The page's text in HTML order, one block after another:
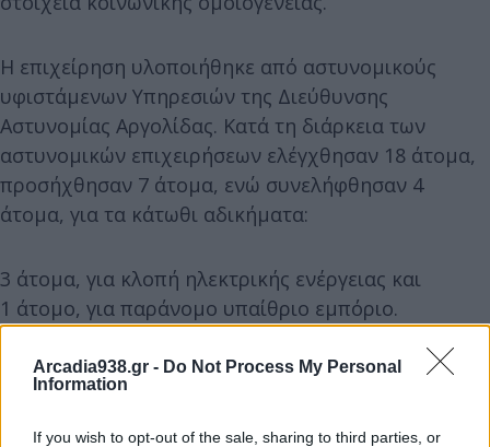
Arcadia938.gr - Do Not Process My Personal
Information
If you wish to opt-out of the sale, sharing to third parties, or
Η επιχείρηση υλοποιήθηκε από αστυνομικούς
υφιστάμενων Υπηρεσιών της Διεύθυνσης
Αστυνομίας Αργολίδας. Κατά τη διάρκεια των
αστυνομικών επιχειρήσεων ελέγχθησαν 18 άτομα,
προσήχθησαν 7 άτομα, ενώ συνελήφθησαν 4
άτομα, για τα κάτωθι αδικήματα:
3 άτομα, για κλοπή ηλεκτρικής ενέργειας και
1 άτομο, για παράνομο υπαίθριο εμπόριο.
Τέλος, στο πλαίσιο της επιχείρησης, βεβαιώθηκε
δράσεις αυτές είναι στοχευμένες και αποσκοπούν